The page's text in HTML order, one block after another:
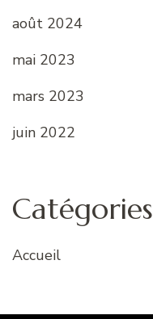
août 2024
mai 2023
mars 2023
juin 2022
Catégories
Accueil